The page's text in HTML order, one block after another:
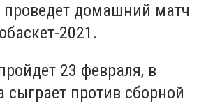
проведет домашний матч
2021.
23 февраля, в
сыграет против сборной